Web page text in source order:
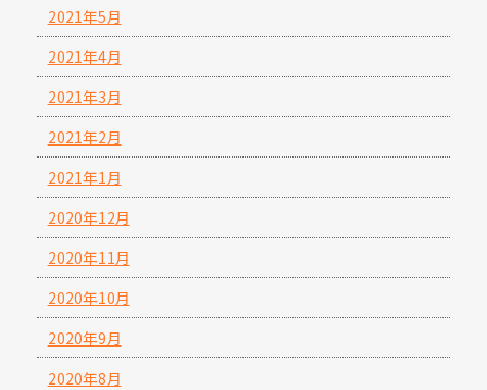
2021年5月
2021年4月
2021年3月
2021年2月
2021年1月
2020年12月
2020年11月
2020年10月
2020年9月
2020年8月